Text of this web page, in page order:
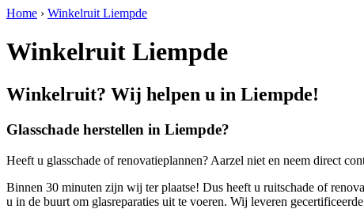
Home › Winkelruit Liempde
Winkelruit Liempde
Winkelruit? Wij helpen u in Liempde!
Glasschade herstellen in Liempde?
Heeft u glasschade of renovatieplannen? Aarzel niet en neem direct
Binnen 30 minuten zijn wij ter plaatse! Dus heeft u ruitschade of
u in de buurt om glasreparaties uit te voeren. Wij leveren